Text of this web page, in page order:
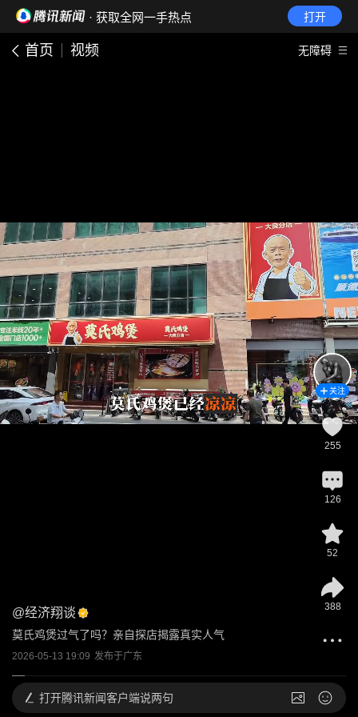
· 获取全网一手热点 打开
首页 视频 无障碍
@经济翔谈
莫氏鸡煲过气了吗？亲自探店揭露真实人气
2026-05-13 19:09 发布于广东
关注
255
126
52
388
打开腾讯新闻客户端说两句